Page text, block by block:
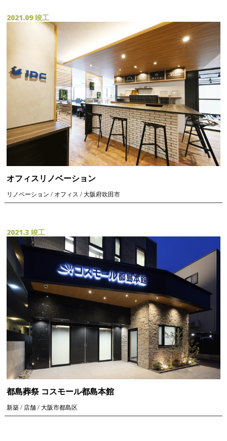
2021.09 竣工
オフィスリノベーション
リノベーション / オフィス / 大阪府吹田市
2021.3 竣工
都島葬祭 コスモール都島本館
新築 / 店舗 / 大阪市都島区